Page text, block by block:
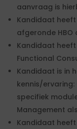
aanvraag is
Kandidaat
afgeronde HBO
Kandidaat heeft
Functional
Kandidaat is in
kennis/ervaring:
specifiek
Management
Kandidaat